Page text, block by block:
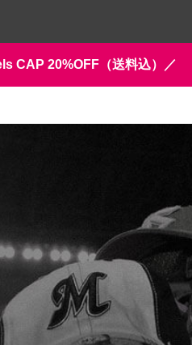
CAP 20%OFF（送料込）／